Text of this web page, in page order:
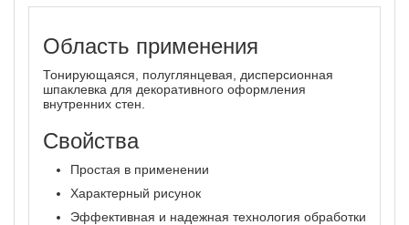
Область применения
Тонирующаяся, полуглянцевая, дисперсионная
шпаклевка для декоративного оформления
внутренних стен.
Свойства
Простая в применении
Характерный рисунок
Эффективная и надежная технология обработки